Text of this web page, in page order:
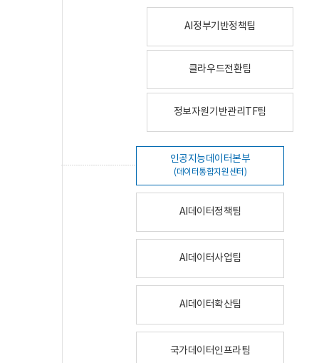
AI정부기반정책팀
클라우드전환팀
정보자원기반관리TF팀
인공지능데이터본부
(데이터통합지원센터)
AI데이터정책팀
AI데이터사업팀
AI데이터확산팀
국가데이터인프라팀